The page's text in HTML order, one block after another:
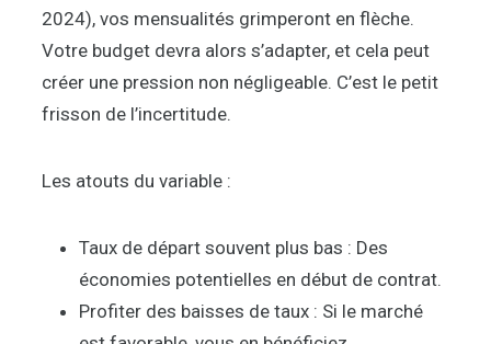
2024), vos mensualités grimperont en flèche.
Votre budget devra alors s’adapter, et cela peut
créer une pression non négligeable. C’est le petit
frisson de l’incertitude.
Les atouts du variable :
Taux de départ souvent plus bas : Des
économies potentielles en début de contrat.
Profiter des baisses de taux : Si le marché